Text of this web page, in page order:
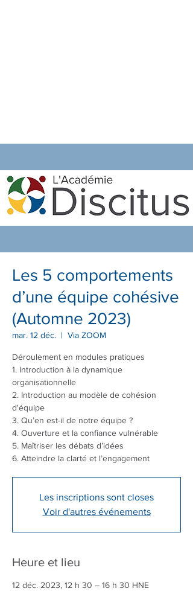
Les 5 comportements
d’une équipe cohésive
(Automne 2023)
mar. 12 déc.
  |
Via ZOOM
Déroulement en modules pratiques
1. Introduction à la dynamique
organisationnelle
2. Introduction au modèle de cohésion
d'équipe
3. Qu’en est-il de notre équipe ?
4. Ouverture et la confiance vulnérable
5. Maîtriser les débats d’idées
6. Atteindre la clarté et l’engagement
Les inscriptions sont closes
Voir d'autres événements
Heure et lieu
12 déc. 2023, 12 h 30 – 16 h 30 HNE